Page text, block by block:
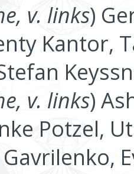
v. links)
Kantor,
v. links)
Potzel,